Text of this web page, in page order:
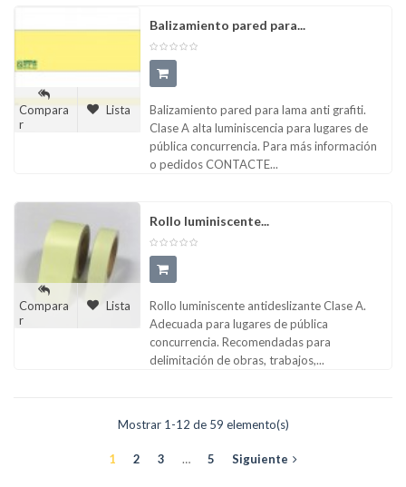
Compara
r
Lista
Balizamiento pared para...
Balizamiento pared para lama anti grafiti.
Clase A alta luminiscencia para lugares de
pública concurrencia. Para más información
o pedidos CONTACTE...
Compara
r
Lista
Rollo luminiscente...
Rollo luminiscente antideslizante Clase A.
Adecuada para lugares de pública
concurrencia. Recomendadas para
delimitación de obras, trabajos,...
Mostrar 1-12 de 59 elemento(s)
1 2 3 … 5 Siguiente